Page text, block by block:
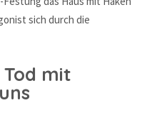
sich durch die
Tod mit